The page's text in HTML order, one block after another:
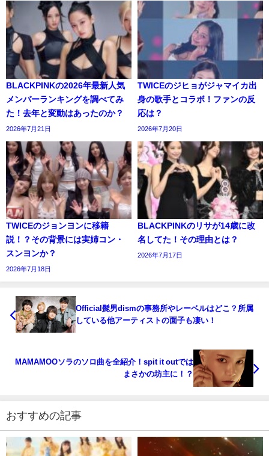
BLACKPINKの2026年最新人気
メンバーランキングを調べてみ
た！去年と変動はあったのか？
2026年7月21日
TWICEのジヒョがジャマイカ出
身の歌手とコラボ！ファンの反
応は？
2026年7月20日
TWICEのジョンヨンに移籍
説！？その背景には実姉コン・
スンヨンか？
2026年7月18日
BLACKPINKのリサが14歳に改
名してた！その理由とは？
2026年7月17日
Official髭男dismの事務所やレーベルはどこ？所属
している他アーティストの面子も凄い！
MAMAMOOソラのソロ曲を全紹介！spit it outでは
まさかの坊主に！？
おすすめの記事